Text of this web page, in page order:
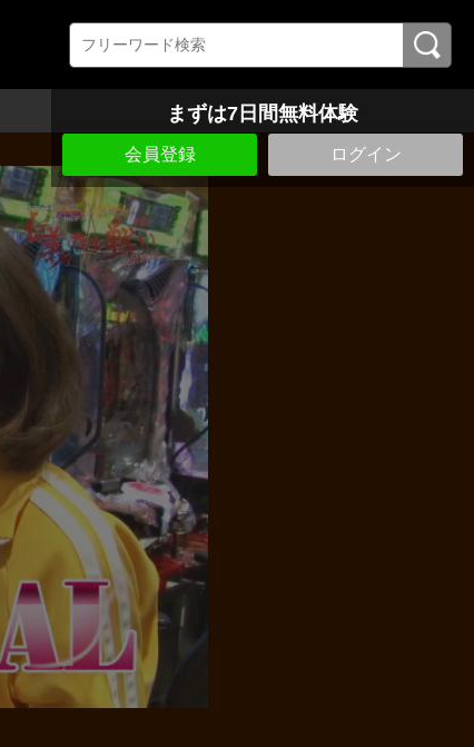
まずは7日間無料体験
会員登録 ログイン